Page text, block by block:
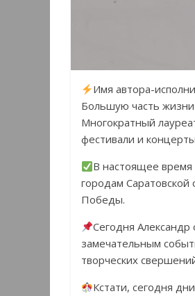
Имя автора-
Большую часть жизни
Многократный
фестивали и
В настоящее время
городам
Победы.
Сегодня
замечательным
творческих
Кстати, сегодня